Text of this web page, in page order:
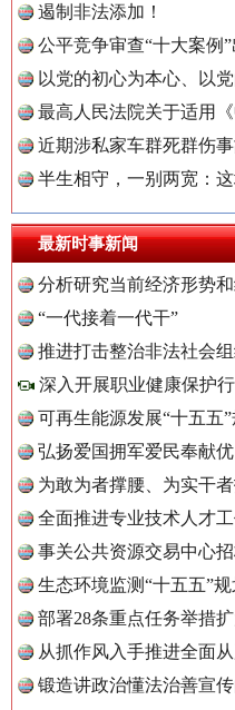
遏制非法添加！
公平竞争审查“十大案例”
以党的初心为本心、以
最高人民法院关于适用
近期涉私家车群死群伤
半生相守，一别两宽：
最新时事新闻
分析研究当前经济形势
“一代接着一代干”
推进打击整治非法社会
深入开展职业健康保护
可再生能源发展“十五五”
弘扬爱国拥军爱民奉献
为敢为者撑腰、为实干
全面推进专业技术人才
事关公共资源交易中心
生态环境监测“十五五”规
部署28条重点任务举措
从抓作风入手推进全面
锻造讲政治懂法治善宣
中国
中国
中国
中国
中国
中国
三年瞒报超千万 隐匿收
祁连巍巍树丰